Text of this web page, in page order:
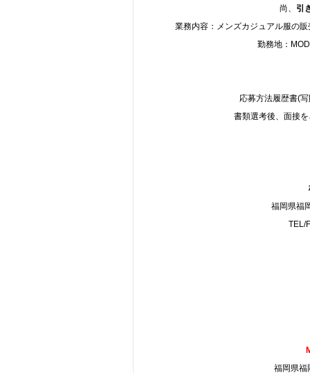
尚、
引
業務内容：メンズカジュアル服の
勤務地：
応募方法履歴書(
書類選考後、面接
福岡県福
TEL/
福岡県福